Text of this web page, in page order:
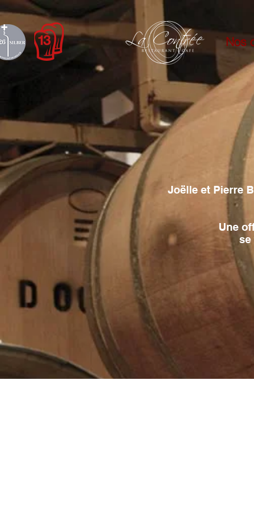
Nos
Joëlle et Pierre
Une
se